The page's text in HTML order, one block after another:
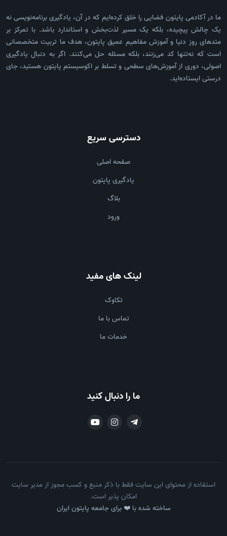
ما در آکادمی پایتون فضایی را خلق کرده‌ایم که در آن، یادگیری برنامه‌نویسی نه
یک چالش پیچیده، بلکه یک مسیر لذت‌بخش و استاندارد باشد. با تمرکز بر
متدهای روز دنیا و آموزش مفاهیم عمیق پایتون، هدف ما تربیت متخصصانی
است که نه‌تنها کد می‌زنند، بلکه مسئله حل می‌کنند. اگر به دنبال یادگیری
اصولی، دوری از آموزش‌های سطحی و تسلط بر اکوسیستم پایتون هستید، جای
درستی ایستاده‌اید.
دسترسی سریع
صفحه اصلی
یادگیری پایتون
بلاگ
ورود
لینک های مفید
تکاوک
تماس با ما
خدمات ما
ما را دنبال کنید
استفاده از محتوای این سایت فقط با ذکر منبع و کسب مجوز از مدیر سایت
امکان پذیر است.
ساخته شده با ❤️ برای جامعه پایتون ایران